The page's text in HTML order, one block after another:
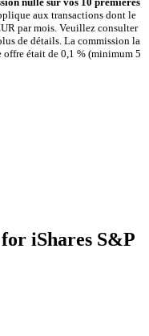
aux transactions dont le
par mois. Veuillez consulter
de détails. La commission la
offre était de 0,1 % (minimum 5
iShares S&P